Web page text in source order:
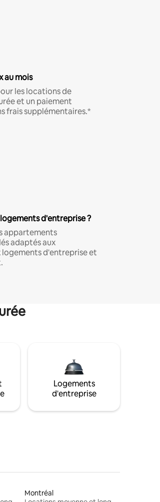
au mois
les locations de
et un paiement
frais supplémentaires.*
d'entreprise ?
appartements
adaptés aux
logements d'entreprise et
Logements
d'entreprise
Montréal